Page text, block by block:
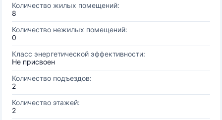
Количество жилых помещений:
8
Количество нежилых помещений:
0
Класс энергетической эффективности:
Не присвоен
Количество подъездов:
2
Количество этажей:
2